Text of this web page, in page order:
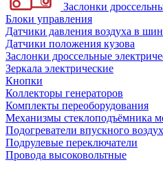
Заслонки
Блоки управления
Датчики давления воздуха в
Датчики положения кузова
Заслонки дроссельные
Зеркала электрические
Кнопки
Коллекторы генераторов
Комплекты переоборудования
Механизмы стеклоподъёмника
Подогреватели впускного
Подрулевые переключатели
Провода высоковольтные